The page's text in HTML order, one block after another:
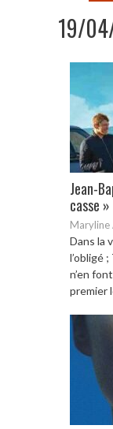
19/
Jean-
casse »
Maryline
Dans la
l’obligé
n’en
premier